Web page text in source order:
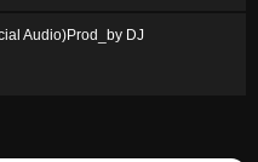
Audio)Prod_by DJ